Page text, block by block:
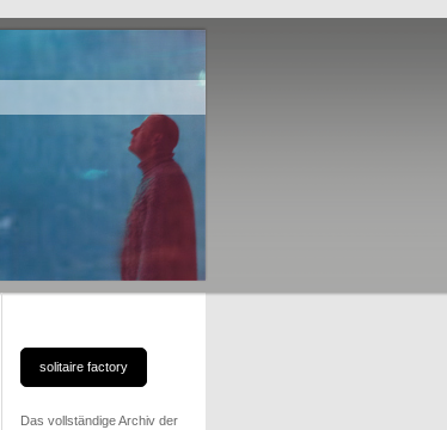
solitaire factory
Das vollständige Archiv der